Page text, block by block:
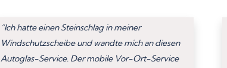
“Ich hatte einen Steinschlag in meiner
Windschutzscheibe und wandte mich an diesen
Autoglas-Service. Der mobile Vor-Ort-Service